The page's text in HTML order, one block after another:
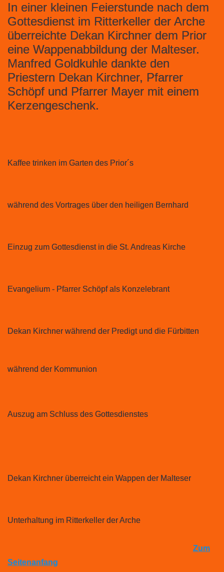
In einer kleinen Feierstunde nach dem
Gottesdienst im Ritterkeller der Arche
überreichte Dekan Kirchner dem Prior
eine Wappenabbildung der Malteser.
Manfred Goldkuhle dankte den
Priestern Dekan Kirchner, Pfarrer
Schöpf und Pfarrer Mayer mit einem
Kerzengeschenk.
Kaffee trinken im Garten des Prior´s
während des Vortrages über den heiligen Bernhard
Einzug zum Gottesdienst in die St. Andreas Kirche
Evangelium - Pfarrer Schöpf als Konzelebrant
Dekan Kirchner während der Predigt und die Fürbitten
während der Kommunion
Auszug am Schluss des Gottesdienstes
Dekan Kirchner überreicht ein Wappen der Malteser
Unterhaltung im Ritterkeller der Arche
Zum
Seitenanfang